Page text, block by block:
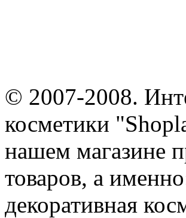
© 2007-2008.
косметики
нашем магазине
товаров, а
декоративная